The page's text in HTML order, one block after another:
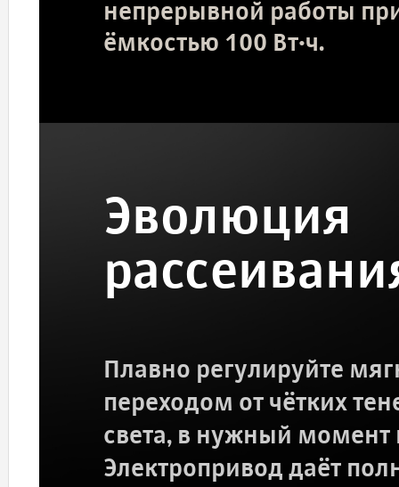
непрерывной работы
ёмкостью 100 Вт·ч.
Эволюция
Плавно регулируйте
переходом от чётких
света, в нужный момент
Электропривод даёт